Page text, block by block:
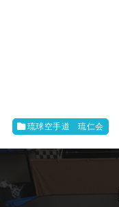
琉球空手道 琉仁会